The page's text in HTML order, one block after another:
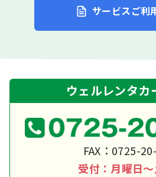
サービスご利
ウェルレンタカ
FAX：0725-
受付：月曜日